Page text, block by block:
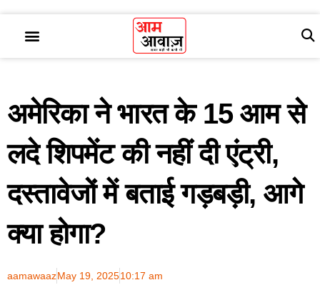
अमेरिका ने भारत के 15 आम से
लदे शिपमेंट की नहीं दी एंट्री,
दस्तावेजों में बताई गड़बड़ी, आगे
क्या होगा?
aamawaazMay 19, 202510:17 am